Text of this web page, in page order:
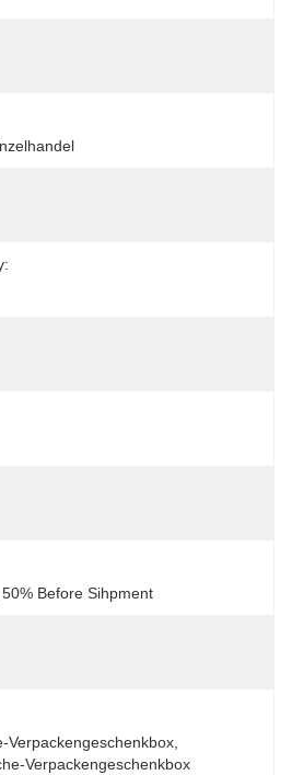
Before Sihpment
Verpackengeschenkbox
Verpackengeschenkbox